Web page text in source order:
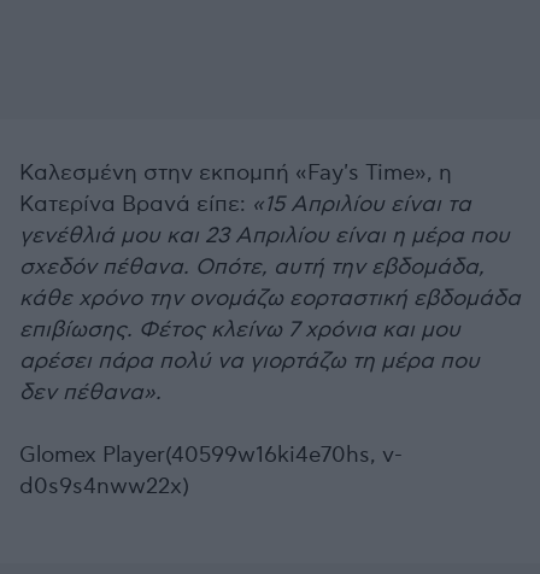
Καλεσμένη στην εκπομπή «Fay's Time», η
Κατερίνα Βρανά είπε: «15 Απριλίου είναι τα
γενέθλιά μου και 23 Απριλίου είναι η μέρα που
σχεδόν πέθανα. Οπότε, αυτή την εβδομάδα,
κάθε χρόνο την ονομάζω εορταστική εβδομάδα
επιβίωσης. Φέτος κλείνω 7 χρόνια και μου
αρέσει πάρα πολύ να γιορτάζω τη μέρα που
δεν πέθανα».
Glomex Player(40599w16ki4e70hs, v-
d0s9s4nww22x)